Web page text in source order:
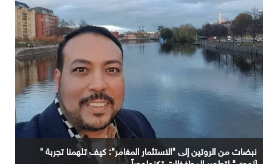
نبضات من الروتين إلى "الاستثمار المغامر": كيف تلهمنا تجربة "